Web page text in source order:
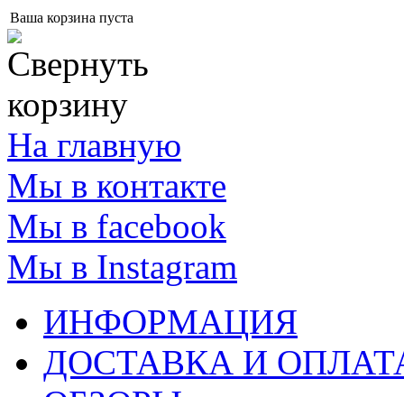
Ваша корзина пуста
На главную
Мы в контакте
Мы в facebook
Мы в Instagram
ИНФОРМАЦИЯ
ДОСТАВКА И